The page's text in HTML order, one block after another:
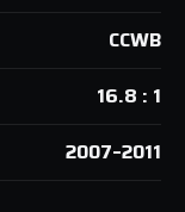
CCWB
16.8 : 1
2007–2011